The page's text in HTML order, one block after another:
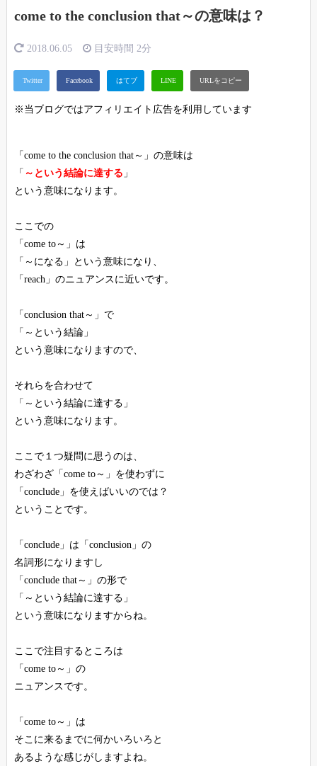
come to the conclusion that～の意味は？
2018.06.05 目安時間 2分
※当ブログではアフィリエイト広告を利用しています
「come to the conclusion that～」の意味は
「 ～という結論に達する 」
という意味になります。
ここでの
「come to～」は
「～になる」という意味になり、
「reach」のニュアンスに近いです。
「conclusion that～」で
「～という結論」
という意味になりますので、
それらを合わせて
「～という結論に達する」
という意味になります。
ここで１つ疑問に思うのは、
わざわざ「come to～」を使わずに
「conclude」を使えばいいのでは？
ということです。
「conclude」は「conclusion」の
名詞形になりますし
「conclude that～」の形で
「～という結論に達する」
という意味になりますからね。
ここで注目するところは
「come to～」の
ニュアンスです。
「come to～」は
そこに来るまでに何かいろいろと
あるような感じがしますよね。